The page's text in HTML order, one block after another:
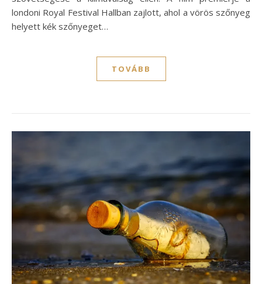
londoni Royal Festival Hallban zajlott, ahol a vörös szőnyeg
helyett kék szőnyeget…
TOVÁBB